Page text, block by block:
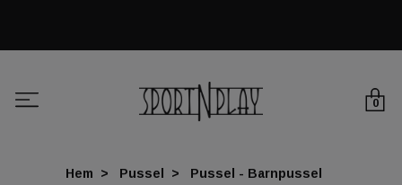
0
Hem Pussel
Pussel - Barnpussel